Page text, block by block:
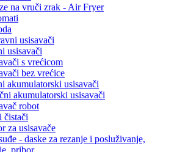
na vruči zrak - Air Fryer
usisavači
usisavači
s vrećicom
bez vrećice
akumulatorski usisavači
akumulatorski usisavači
robot
čistači
za usisavače
- daske za rezanje i posluživanje,
pribor